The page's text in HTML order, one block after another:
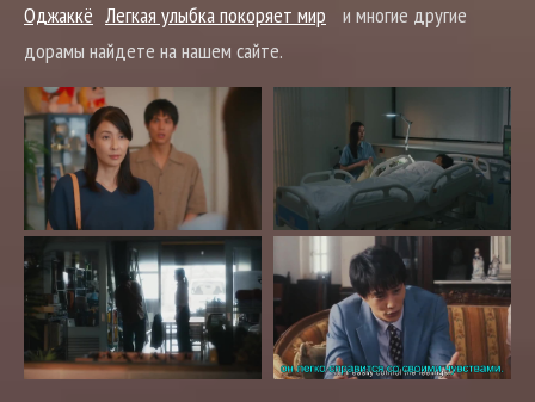
Оджаккё Легкая улыбка покоряет мир
и многие другие
дорамы найдете на нашем сайте.